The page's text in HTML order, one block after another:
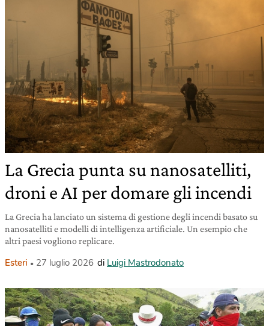
La Grecia punta su nanosatelliti,
droni e AI per domare gli incendi
La Grecia ha lanciato un sistema di gestione degli incendi basato su
nanosatelliti e modelli di intelligenza artificiale. Un esempio che
altri paesi vogliono replicare.
Esteri 27 luglio 2026 di Luigi Mastrodonato